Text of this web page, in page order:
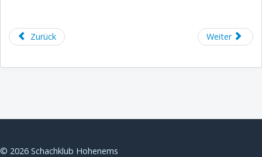
Zurück Weiter
© 2026 Schachklub Hohenems